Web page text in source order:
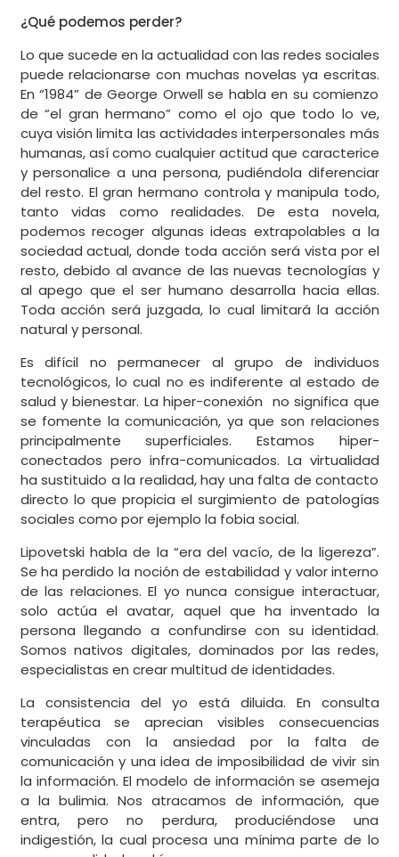
¿Qué podemos perder?
Lo que sucede en la actualidad con las redes sociales
puede relacionarse con muchas novelas ya escritas.
En “1984” de George Orwell se habla en su comienzo
de “el gran hermano” como el ojo que todo lo ve,
cuya visión limita las actividades interpersonales más
humanas, así como cualquier actitud que caracterice
y personalice a una persona, pudiéndola diferenciar
del resto. El gran hermano controla y manipula todo,
tanto vidas como realidades. De esta novela,
podemos recoger algunas ideas extrapolables a la
sociedad actual, donde toda acción será vista por el
resto, debido al avance de las nuevas tecnologías y
al apego que el ser humano desarrolla hacia ellas.
Toda acción será juzgada, lo cual limitará la acción
natural y personal.
Es difícil no permanecer al grupo de individuos
tecnológicos, lo cual no es indiferente al estado de
salud y bienestar. La hiper-conexión no significa que
se fomente la comunicación, ya que son relaciones
principalmente superficiales. Estamos hiper-
conectados pero infra-comunicados. La virtualidad
ha sustituido a la realidad, hay una falta de contacto
directo lo que propicia el surgimiento de patologías
sociales como por ejemplo la fobia social.
Lipovetski habla de la “era del vacío, de la ligereza”.
Se ha perdido la noción de estabilidad y valor interno
de las relaciones. El yo nunca consigue interactuar,
solo actúa el avatar, aquel que ha inventado la
persona llegando a confundirse con su identidad.
Somos nativos digitales, dominados por las redes,
especialistas en crear multitud de identidades.
La consistencia del yo está diluida. En consulta
terapéutica se aprecian visibles consecuencias
vinculadas con la ansiedad por la falta de
comunicación y una idea de imposibilidad de vivir sin
la información. El modelo de información se asemeja
a la bulimia. Nos atracamos de información, que
entra, pero no perdura, produciéndose una
indigestión, la cual procesa una mínima parte de lo